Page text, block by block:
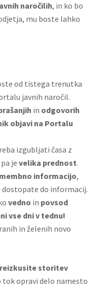
naročilih, in ko bo
mu boste lahko
od tistega trenutka
javnih naročil.
in odgovorih
objavi na Portalu
izgubljati časa z
je velika prednost.
informacijo,
dostopate do informacij.
vedno in povsod
vse dni v tednu!
in želenih novo
storitev
tok opravi delo namesto